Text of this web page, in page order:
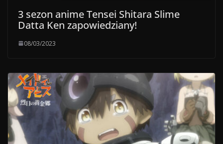
3 sezon anime Tensei Shitara Slime
Datta Ken zapowiedziany!
08/03/2023